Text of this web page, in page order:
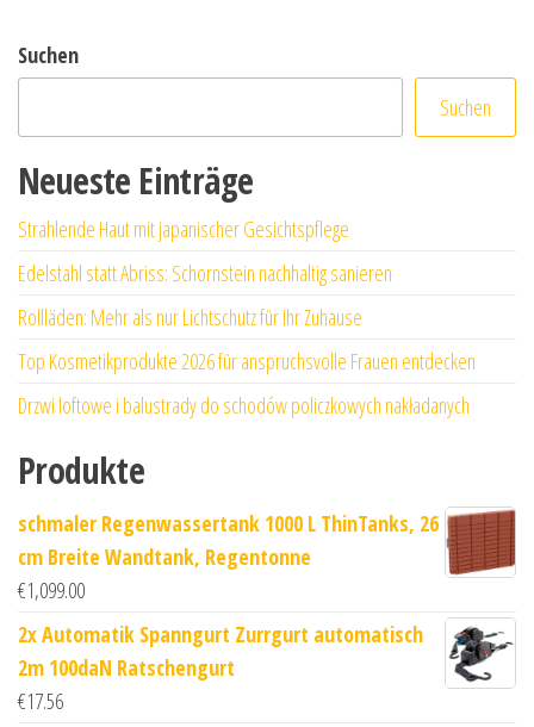
Suchen
Suchen
Neueste Einträge
Strahlende Haut mit japanischer Gesichtspflege
Edelstahl statt Abriss: Schornstein nachhaltig sanieren
Rollläden: Mehr als nur Lichtschutz für Ihr Zuhause
Top Kosmetikprodukte 2026 für anspruchsvolle Frauen entdecken
Drzwi loftowe i balustrady do schodów policzkowych nakładanych
Produkte
schmaler Regenwassertank 1000 L ThinTanks, 26
cm Breite Wandtank, Regentonne
€1,099.00
2x Automatik Spanngurt Zurrgurt automatisch
2m 100daN Ratschengurt
€17.56